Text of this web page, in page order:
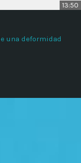
13:50
una deformidad